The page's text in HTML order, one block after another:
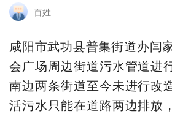
百姓
咸阳市武功县普集街道办闫
会广场周边街道污水管道进
南边两条街道至今未进行改
活污水只能在道路两边排放